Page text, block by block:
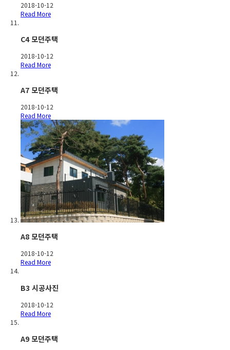
2018-10-12
Read More
C4 모던주택
2018-10-12
Read More
A7 모던주택
2018-10-12
Read More
A8 모던주택
2018-10-12
Read More
B3 시공사진
2018-10-12
Read More
A9 모던주택